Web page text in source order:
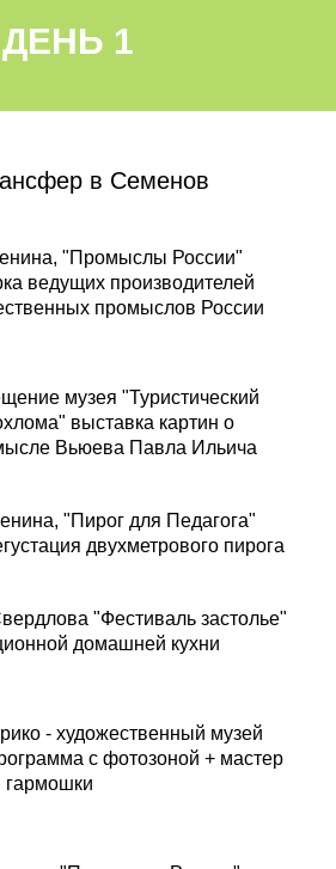
ДЕНЬ 1
в Семенов
"Промыслы России"
ведущих производителей
промыслов России
музея "Туристический
выставка картин о
Вьюева Павла Ильича
"Пирог для Педагога"
двухметрового пирога
"Фестиваль застолье"
домашней кухни
- художественный музей
с фотозоной + мастер
гармошки